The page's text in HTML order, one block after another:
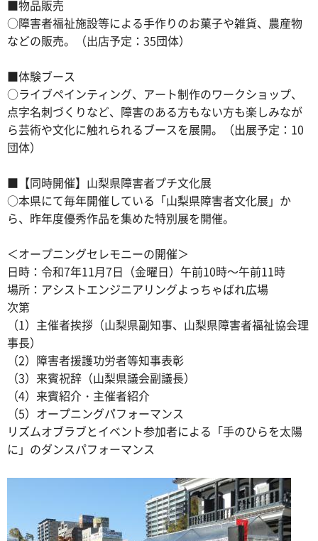
■物品販売
○障害者福祉施設等による手作りのお菓子や雑貨、農産物
などの販売。（出店予定：35団体）
■体験ブース
○ライブペインティング、アート制作のワークショップ、
点字名刺づくりなど、障害のある方もない方も楽しみなが
ら芸術や文化に触れられるブースを展開。（出展予定：10
団体）
■【同時開催】山梨県障害者プチ文化展
○本県にて毎年開催している「山梨県障害者文化展」か
ら、昨年度優秀作品を集めた特別展を開催。
＜オープニングセレモニーの開催＞
日時：令和7年11月7日（金曜日）午前10時～午前11時
場所：アシストエンジニアリングよっちゃばれ広場
次第
（1）主催者挨拶（山梨県副知事、山梨県障害者福祉協会理
事長）
（2）障害者援護功労者等知事表彰
（3）来賓祝辞（山梨県議会副議長）
（4）来賓紹介・主催者紹介
（5）オープニングパフォーマンス
リズムオブラブとイベント参加者による「手のひらを太陽
に」のダンスパフォーマンス